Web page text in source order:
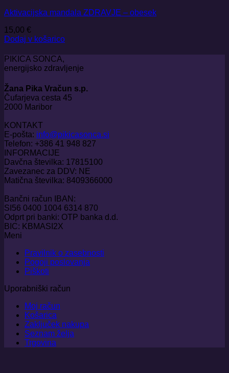
Aktivacijska mandala ZDRAVJE – obesek
15,00 €
Dodaj v košarico
PIKICA SONCA,
energijsko zdravljenje
Žana Pika Vračun s.p.
Čufarjeva cesta 45
2000 Maribor
KONTAKT
E-pošta: info@pikicasonca.si
Telefon: +386 41 948 827
INFORMACIJE
Davčna številka: 17815100
Zavezanec za DDV: NE
Matična številka: 8409366000
Bančni račun IBAN:
SI56 0400 1004 6314 870
Odprt pri banki: OTP banka d.d.
BIC: KBMASI2X
Meni
Pravilnik o zasebnosti
Pogoji poslovanja
Piškoti
Uporabniški račun
Moj račun
Košarica
Zaključek nakupa
Seznam želja
Trgovina